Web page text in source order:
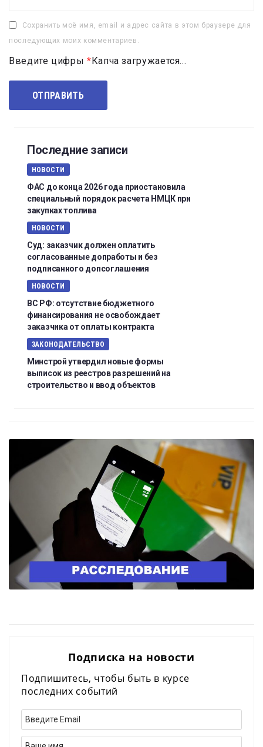
Сохранить моё имя, email и адрес сайта в этом браузере для
последующих моих комментариев.
Введите цифры *Капча загружается...
Последние записи
НОВОСТИ
ФАС до конца 2026 года приостановила
специальный порядок расчета НМЦК при
закупках топлива
НОВОСТИ
Суд: заказчик должен оплатить
согласованные допработы и без
подписанного допсоглашения
НОВОСТИ
ВС РФ: отсутствие бюджетного
финансирования не освобождает
заказчика от оплаты контракта
ЗАКОНОДАТЕЛЬСТВО
Минстрой утвердил новые формы
выписок из реестров разрешений на
строительство и ввод объектов
Подписка на новости
Подпишитесь, чтобы быть в курсе
последних событий